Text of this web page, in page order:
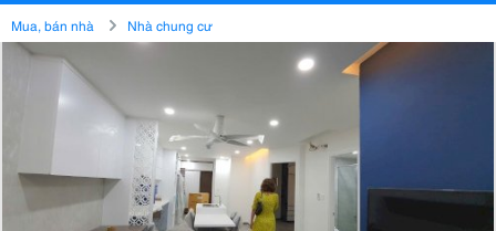
Mua, bán nhà Nhà chung cư